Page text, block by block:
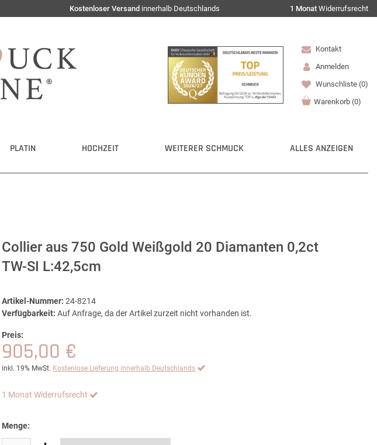
Kostenloser Versand innerhalb Deutschlands 1 Monat Widerrufsrecht
Kontakt
Anmelden
Wunschliste (0)
Warenkorb (0)
PLATIN HOCHZEIT WEITERER SCHMUCK ALLES ANZEIGEN
Collier aus 750 Gold Weißgold 20 Diamanten 0,2ct
TW-SI L:42,5cm
Artikel-Nummer: 24-8214
Verfügbarkeit: Auf Anfrage, da der Artikel zurzeit nicht vorhanden ist.
Preis:
905,00 €
inkl. 19% MwSt. Kostenlose Lieferung innerhalb Deutschlands
1 Monat Widerrufsrecht
Menge: